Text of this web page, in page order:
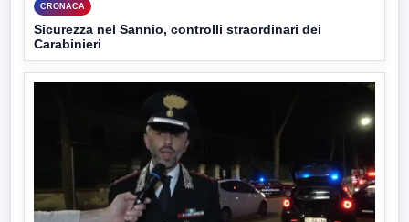
CRONACA
Sicurezza nel Sannio, controlli straordinari dei
Carabinieri